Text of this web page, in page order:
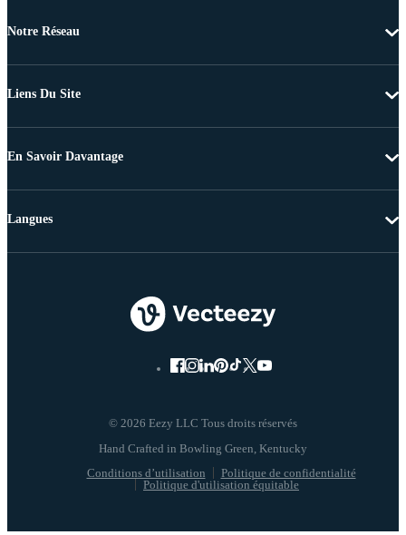
Notre Réseau
Liens Du Site
En Savoir Davantage
© 2026 Eezy LLC Tous droits réservés
Conditions d’utilisation
Politique de confidentialité
Politique d'utilisation équitable
Langues